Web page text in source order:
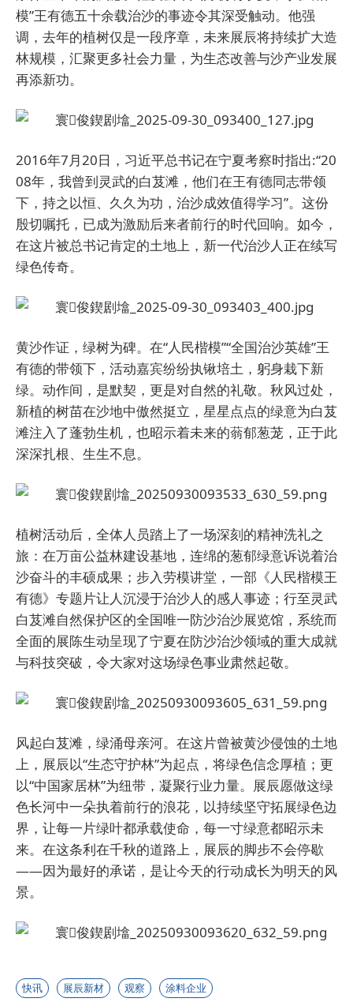
模”王有德五十余载治沙的事迹令其深受触动。他强
调，去年的植树仅是一段序章，未来展辰将持续扩大造
林规模，汇聚更多社会力量，为生态改善与沙产业发展
再添新功。
2016年7月20日，习近平总书记在宁夏考察时指出:“20
08年，我曾到灵武的白芨滩，他们在王有德同志带领
下，持之以恒、久久为功，治沙成效值得学习”。这份
殷切嘱托，已成为激励后来者前行的时代回响。如今，
在这片被总书记肯定的土地上，新一代治沙人正在续写
绿色传奇。
黄沙作证，绿树为碑。在“人民楷模”“全国治沙英雄”王
有德的带领下，活动嘉宾纷纷执锹培土，躬身栽下新
绿。动作间，是默契，更是对自然的礼敬。秋风过处，
新植的树苗在沙地中傲然挺立，星星点点的绿意为白芨
滩注入了蓬勃生机，也昭示着未来的蓊郁葱茏，正于此
深深扎根、生生不息。
植树活动后，全体人员踏上了一场深刻的精神洗礼之
旅：在万亩公益林建设基地，连绵的葱郁绿意诉说着治
沙奋斗的丰硕成果；步入劳模讲堂，一部《人民楷模王
有德》专题片让人沉浸于治沙人的感人事迹；行至灵武
白芨滩自然保护区的全国唯一防沙治沙展览馆，系统而
全面的展陈生动呈现了宁夏在防沙治沙领域的重大成就
与科技突破，令大家对这场绿色事业肃然起敬。
风起白芨滩，绿涌母亲河。在这片曾被黄沙侵蚀的土地
上，展辰以“生态守护林”为起点，将绿色信念厚植；更
以“中国家居林”为纽带，凝聚行业力量。展辰愿做这绿
色长河中一朵执着前行的浪花，以持续坚守拓展绿色边
界，让每一片绿叶都承载使命，每一寸绿意都昭示未
来。在这条利在千秋的道路上，展辰的脚步不会停歇
——因为最好的承诺，是让今天的行动成长为明天的风
景。
快讯 展辰新材 观察 涂料企业